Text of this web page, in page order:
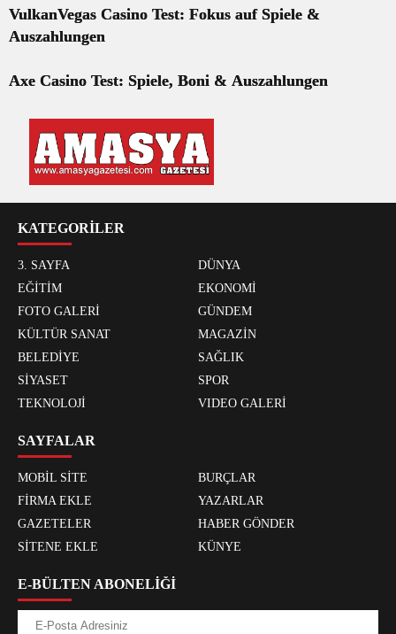
VulkanVegas Casino Test: Fokus auf Spiele &
Auszahlungen
Axe Casino Test: Spiele, Boni & Auszahlungen
KATEGORİLER
3. SAYFA
DÜNYA
EĞİTİM
EKONOMİ
FOTO GALERİ
GÜNDEM
KÜLTÜR SANAT
MAGAZİN
BELEDİYE
SAĞLIK
SİYASET
SPOR
TEKNOLOJİ
VIDEO GALERİ
SAYFALAR
MOBİL SİTE
BURÇLAR
FİRMA EKLE
YAZARLAR
GAZETELER
HABER GÖNDER
SİTENE EKLE
KÜNYE
E-BÜLTEN ABONELİĞİ